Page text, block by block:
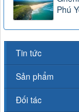
Phú
Tin tức
Sản phẩm
Đối tác